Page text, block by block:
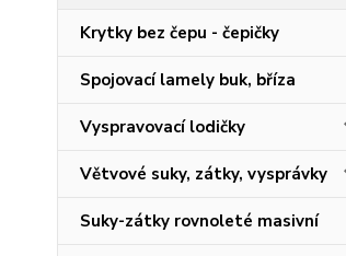
Krytky bez čepu - čepičky
Spojovací lamely buk, bříza
Vyspravovací lodičky
Větvové suky, zátky, vysprávky
Suky-zátky rovnoleté masivní